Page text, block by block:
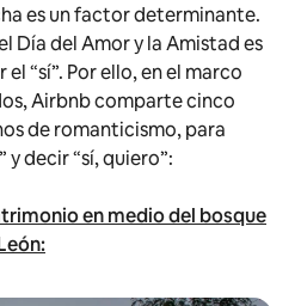
es un factor determinante.
Día del Amor y la Amistad es
“sí”. Por ello, en el marco
Airbnb comparte cinco
de romanticismo, para
decir “sí, quiero”:
en medio del bosque